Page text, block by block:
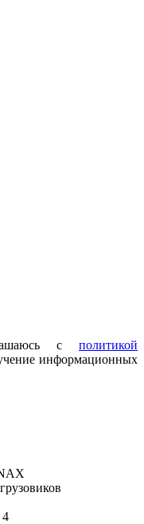
с политикой
информационных
4